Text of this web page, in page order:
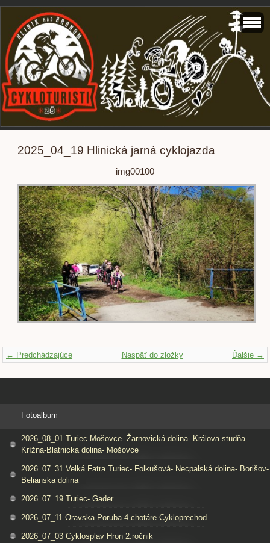
2025_04_19 Hlinická jarná cyklojazda
img00100
← Predchádzajúce Ďalšie →
Naspäť do zložky
Fotoalbum
2026_08_01 Turiec Mošovce- Žarnovická dolina- Králova studňa-
Krížna-Blatnicka dolina- Mošovce
2026_07_31 Velká Fatra Turiec- Folkušová- Necpalská dolina- Borišov-
Belianska dolina
2026_07_19 Turiec- Gader
2026_07_11 Oravska Poruba 4 chotáre Cykloprechod
2026_07_03 Cyklosplav Hron 2.ročnik